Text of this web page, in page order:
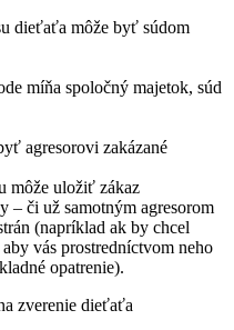
dieťaťa môže byť súdom
míňa spoločný majetok, súd
agresorovi zakázané
môže uložiť zákaz
– či už samotným agresorom
(napríklad ak by chcel
vás prostredníctvom neho
opatrenie).
zverenie dieťaťa